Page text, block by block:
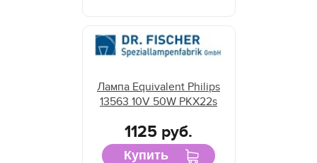
Лампа Equivalent Philips
13563 10V 50W PKX22s
1125 руб.
Купить